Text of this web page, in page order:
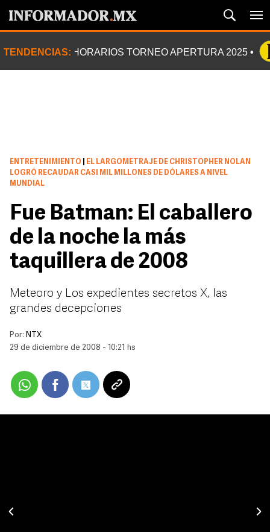
TENDENCIAS: HORARIOS TORNEO APERTURA 2025
ENTRETENIMIENTO
EL LARGOMETRAJE DE CHRISTOPHER NOLAN
LOGRÓ RECAUDAR CASI MIL MILLONES DE DÓLARES A NIVEL
MUNDIAL
Fue Batman: El caballero
de la noche la más
taquillera de 2008
Meteoro y Los expedientes secretos X, las
grandes decepciones
Por: NTX
29 de diciembre de 2008 - 10:21 hs